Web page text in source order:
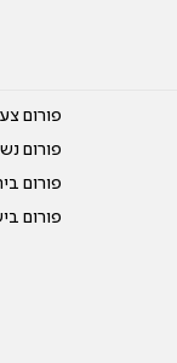
פורום
פורום
פורום
פורום